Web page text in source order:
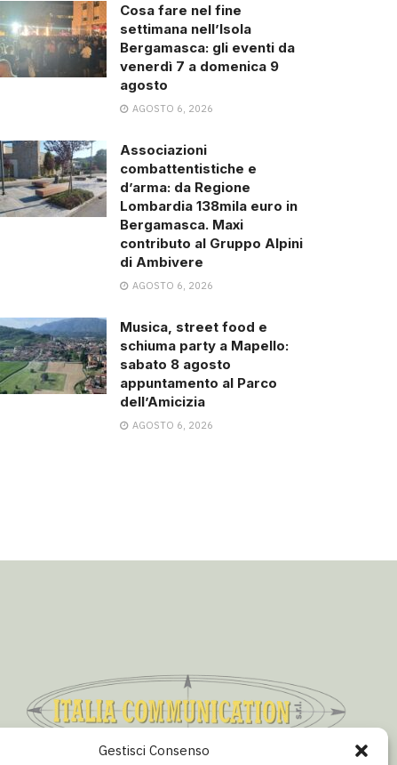
Gestisci Consenso
Cosa fare nel fine
settimana nell’Isola
Bergamasca: gli eventi da
venerdì 7 a domenica 9
agosto
AGOSTO 6, 2026
Associazioni
combattentistiche e
d’arma: da Regione
Lombardia 138mila euro in
Bergamasca. Maxi
contributo al Gruppo Alpini
di Ambivere
AGOSTO 6, 2026
Musica, street food e
schiuma party a Mapello:
sabato 8 agosto
appuntamento al Parco
dell’Amicizia
AGOSTO 6, 2026